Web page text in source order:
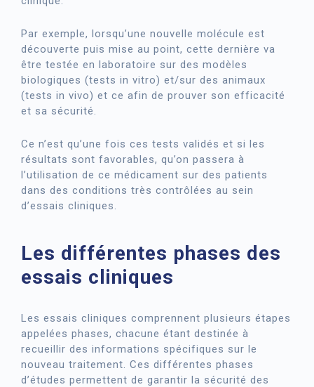
Par exemple, lorsqu’une nouvelle molécule est
découverte puis mise au point, cette dernière va
être testée en laboratoire sur des modèles
biologiques (tests in vitro) et/sur des animaux
(tests in vivo) et ce afin de prouver son efficacité
et sa sécurité.
Ce n’est qu’une fois ces tests validés et si les
résultats sont favorables, qu’on passera à
l’utilisation de ce médicament sur des patients
dans des conditions très contrôlées au sein
d’essais cliniques.
Les différentes phases des
essais cliniques
Les essais cliniques comprennent plusieurs étapes
appelées phases, chacune étant destinée à
recueillir des informations spécifiques sur le
nouveau traitement. Ces différentes phases
d’études permettent de garantir la sécurité des